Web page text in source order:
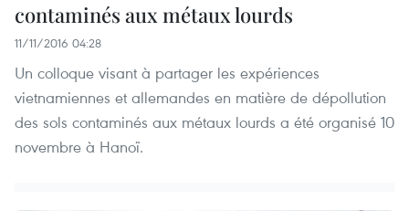
contaminés aux métaux lourds
11/11/2016 04:28
Un colloque visant à partager les expériences
vietnamiennes et allemandes en matière de dépollution
des sols contaminés aux métaux lourds a été organisé 10
novembre à Hanoï.